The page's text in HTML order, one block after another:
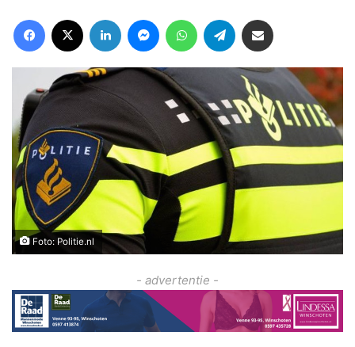
Foto: Politie.nl
- advertentie -